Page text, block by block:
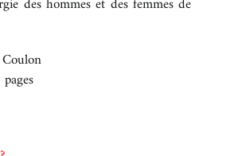
des hommes et des femmes de